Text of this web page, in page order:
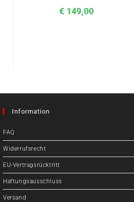
€ 149,00
Information
FAQ
Widerrufsrecht
EU-Vertragsrücktritt
Haftungsausschluss
Versand